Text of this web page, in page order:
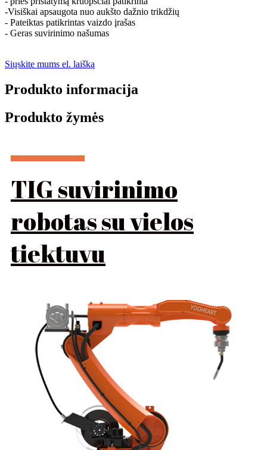
-Visiškai apsaugota nuo aukšto dažnio trikdžių
- Pateiktas patikrintas vaizdo įrašas
- Geras suvirinimo našumas
Siųskite mums el. laišką
Produkto informacija
Produkto žymės
TIG suvirinimo
robotas su vielos
tiektuvu